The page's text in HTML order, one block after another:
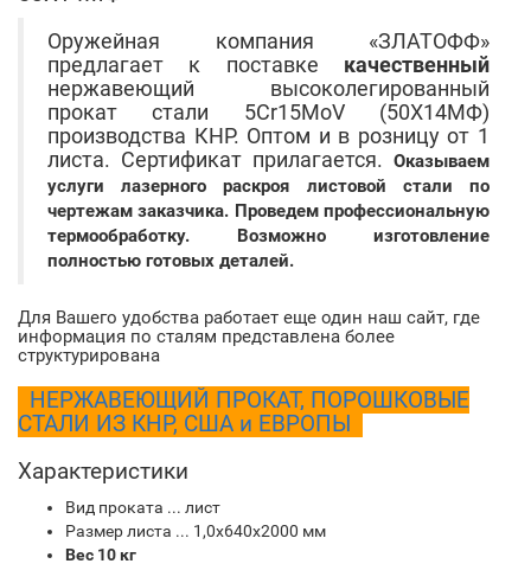
Оружейная компания «ЗЛАТОФФ»
предлагает к поставке качественный
нержавеющий высоколегированный
прокат стали 5Cr15MoV (50Х14МФ)
производства КНР. Оптом и в розницу от 1
листа. Сертификат прилагается. Оказываем
услуги лазерного раскроя листовой стали по
чертежам заказчика. Проведем профессиональную
термообработку. Возможно изготовление
полностью готовых деталей.
Для Вашего удобства работает еще один наш сайт, где
информация по сталям представлена более
структурирована
НЕРЖАВЕЮЩИЙ ПРОКАТ, ПОРОШКОВЫЕ
СТАЛИ ИЗ КНР, США и ЕВРОПЫ
Характеристики
Вид проката ... лист
Размер листа ... 1,0х640х2000 мм
Вес 10 кг